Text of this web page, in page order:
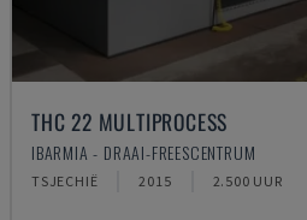
THC 22 MULTIPROCESS
IBARMIA - DRAAI-FREESCENTRUM
TSJECHIË 2015 2.500 UUR